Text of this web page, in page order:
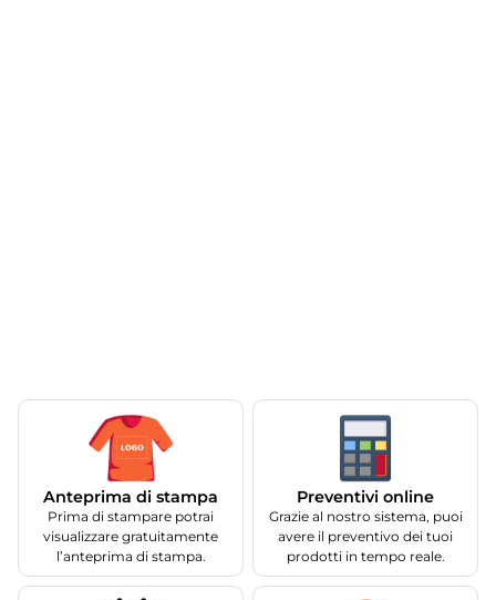
Anteprima di stampa
Prima di stampare potrai
visualizzare gratuitamente
l’anteprima di stampa.
Preventivi online
Grazie al nostro sistema, puoi
avere il preventivo dei tuoi
prodotti in tempo reale.